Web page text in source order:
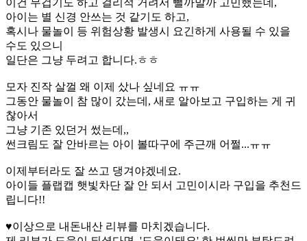
이건 무겁기도 하고 걸리적 거려서 뺄까말까 고민했는데,
아이는 별 신경 안쓰는 것 같기도 하고,
혹시나 물놀이 등 위험상황 발생시 요긴하게 사용될 수 있을
수도 있으니
일단은 그냥 두려고 합니다.ㅎㅎ
모자 진작 살껄 왜 이제 샀나 싶네요 ㅠㅠ
그동안 물놀이 참 많이 갔는데, 새로 알아보고 구입하는 게 귀
찮아서
그냥 기존 있던거 썼는데,,
썬크림도 잘 안바르는 아이 볼따구에 주근깨 어쩔...ㅠㅠ
이제부터라도 잘 쓰고 댕겨야겠네요.
아이들 플랩캡 햇빛차단 잘 안 되서 고민이시라 구입을 추천드
립니다!!
♥이상으로 내돈내산 리뷰를 마치겠습니다.